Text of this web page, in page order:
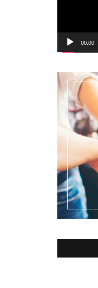
00:00